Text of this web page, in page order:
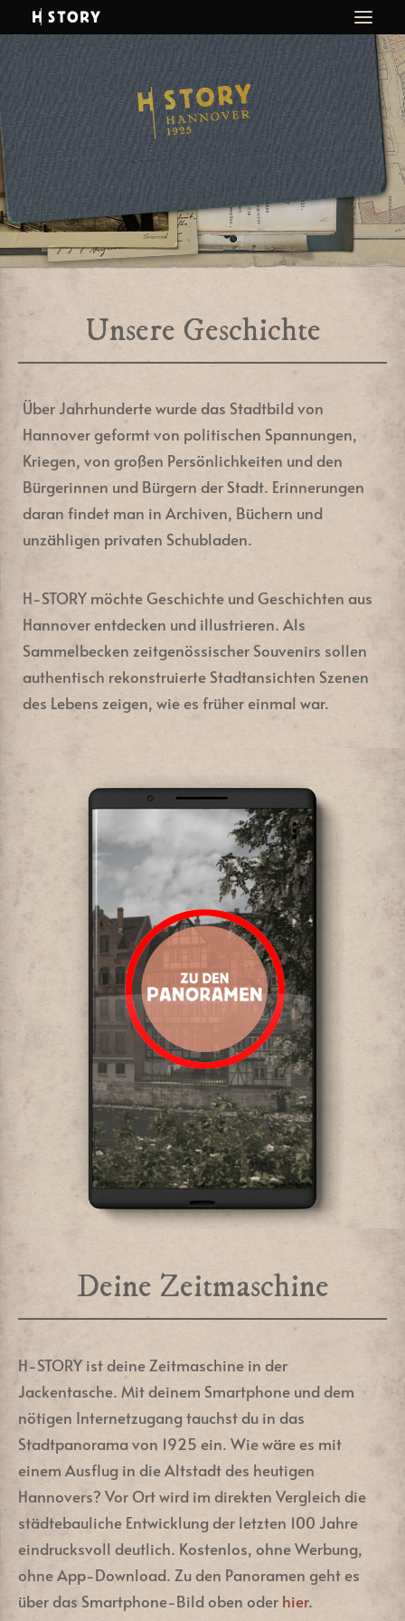
Startseite
Vor Ort
Projekt
Kontakt
Impressum / DSGVO
Unsere Geschichte
Über Jahrhunderte wurde das Stadtbild von
Hannover geformt von politischen Spannungen,
Kriegen, von großen Persönlichkeiten und den
Bürgerinnen und Bürgern der Stadt. Erinnerungen
daran findet man in Archiven, Büchern und
unzähligen privaten Schubladen.
H-STORY möchte Geschichte und Geschichten aus
Hannover entdecken und illustrieren. Als
Sammelbecken zeitgenössischer Souvenirs sollen
authentisch rekonstruierte Stadtansichten Szenen
des Lebens zeigen, wie es früher einmal war.
Deine Zeitmaschine
H-STORY ist deine Zeitmaschine in der
Jackentasche. Mit deinem Smartphone und dem
nötigen Internetzugang tauchst du in das
Stadtpanorama von 1925 ein. Wie wäre es mit
einem Ausflug in die Altstadt des heutigen
Hannovers? Vor Ort wird im direkten Vergleich die
städtebauliche Entwicklung der letzten 100 Jahre
eindrucksvoll deutlich. Kostenlos, ohne Werbung,
ohne App-Download. Zu den Panoramen geht es
über das Smartphone-Bild oben oder hier.